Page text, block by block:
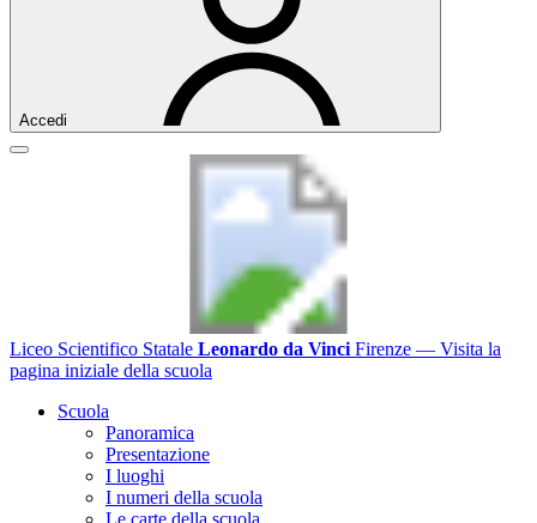
Accedi
Liceo Scientifico Statale Leonardo da Vinci Firenze — Visita la
pagina iniziale della scuola
Scuola
Panoramica
Presentazione
I luoghi
I numeri della scuola
Le carte della scuola